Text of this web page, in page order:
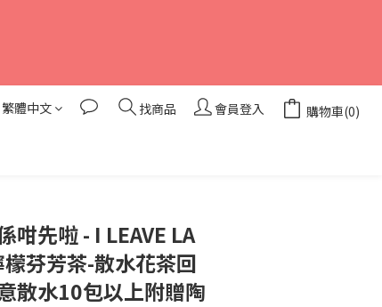
繁體中文 找商品 會員登入 購物車(0)
咁先啦 - I LEAVE LA
檬芬芳茶-散水花茶回
散水10包以上附贈陶